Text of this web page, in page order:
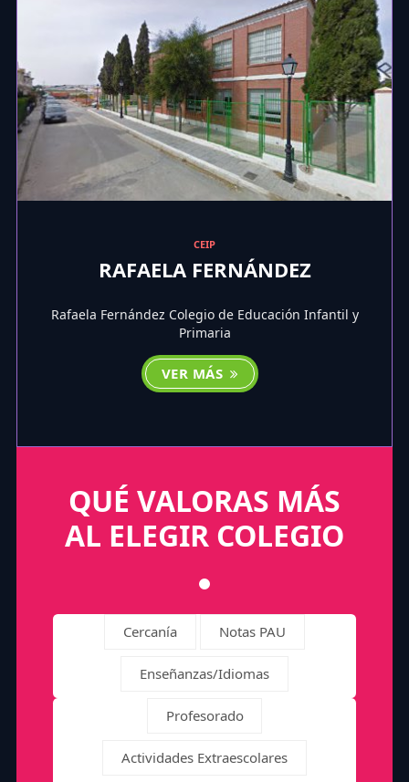
CEIP
RAFAELA FERNÁNDEZ
Rafaela Fernández Colegio de Educación Infantil y
Primaria
VER MÁS
QUÉ VALORAS MÁS
AL ELEGIR COLEGIO
Cercanía Notas PAU
Enseñanzas/Idiomas
Profesorado
Actividades Extraescolares